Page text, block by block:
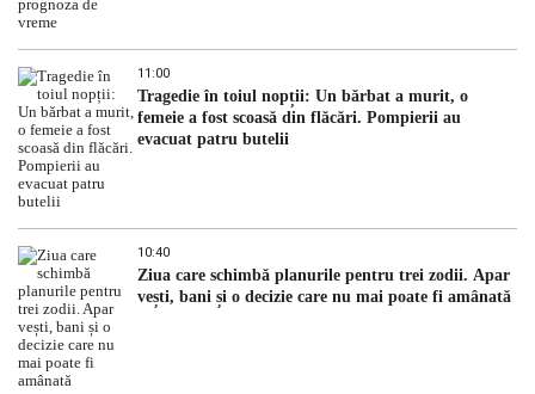
11:00
Tragedie în toiul nopții: Un bărbat a murit, o
femeie a fost scoasă din flăcări. Pompierii au
evacuat patru butelii
10:40
Ziua care schimbă planurile pentru trei zodii. Apar
vești, bani și o decizie care nu mai poate fi amânată